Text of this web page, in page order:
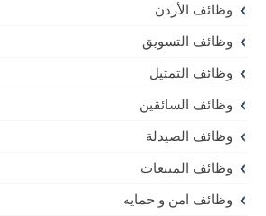
وظائف الأردن
وظائف التسويق
وظائف التمثيل
وظائف السائقين
وظائف الصيدلة
وظائف المبيعات
وظائف امن و حمايه